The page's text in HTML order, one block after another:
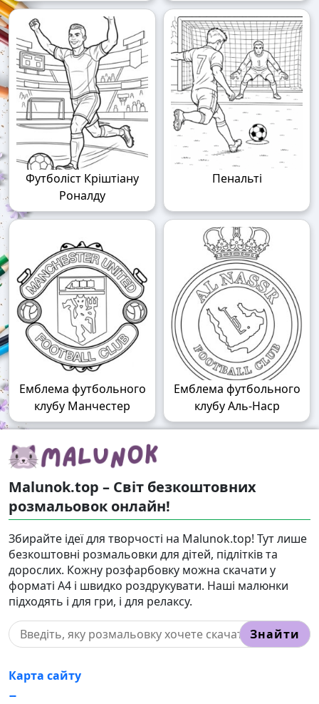
Футболіст Кріштіану
Роналду
Пенальті
Емблема футбольного
клубу Манчестер
Емблема футбольного
клубу Аль-Наср
Malunok.top – Світ безкоштовних
розмальовок онлайн!
Збирайте ідеї для творчості на Malunok.top! Тут лише
безкоштовні розмальовки для дітей, підлітків та
дорослих. Кожну розфарбовку можна скачати у
форматі А4 і швидко роздрукувати. Наші малюнки
підходять і для гри, і для релаксу.
Знайти
Карта сайту
Правовласникам